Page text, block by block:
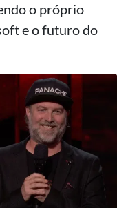
o próprio
e o futuro do